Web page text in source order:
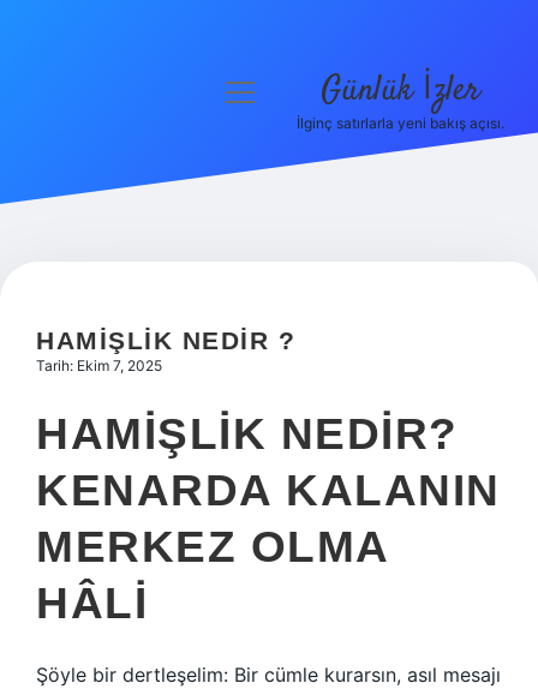
Hakkımızda
menüyü
Günlük İzler
İlginç satırlarla yeni bakış açısı.
HAMIŞLIK NEDIR ?
Tarih: Ekim 7, 2025
HAMIŞLIK NEDIR?
KENARDA KALANIN
MERKEZ OLMA
HÂLI
Şöyle bir dertleşelim: Bir cümle kurarsın, asıl mesajı